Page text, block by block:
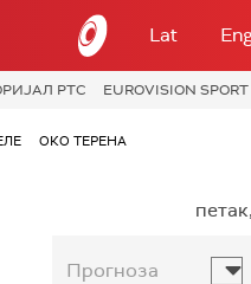
Lat
РТС EUROVISION SPORT
ОКО ТЕРЕНА
Прогноза